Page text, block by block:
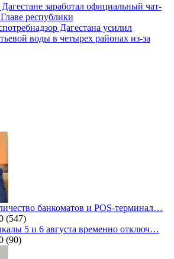
заработал официальный чат-
республики
Дагестана усилил
воды в четырех районах из-за
банкоматов и POS-терминал…
(547)
5 и 6 августа временно отключ…
(90)